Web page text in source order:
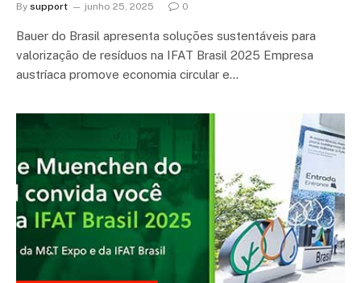
By support junho 25, 2025 0
Bauer do Brasil apresenta soluções sustentáveis para
valorização de resíduos na IFAT Brasil 2025 Empresa
austríaca promove economia circular e…